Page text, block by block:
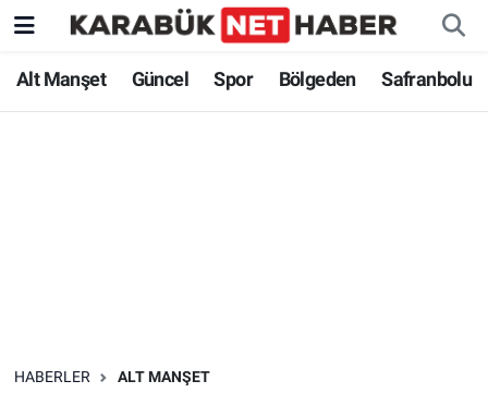
Alt Manşet Güncel Spor Bölgeden Safranbolu
HABERLER ALT MANŞET